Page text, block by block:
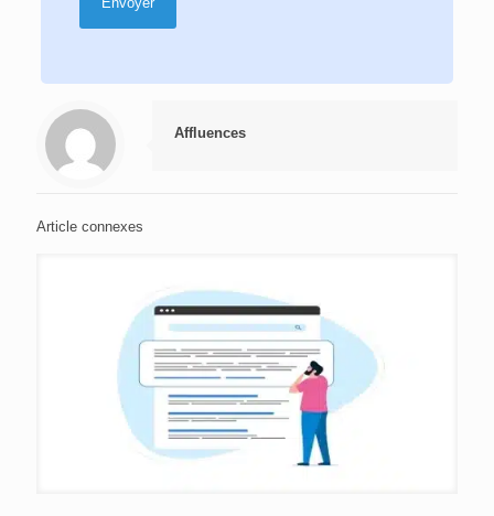
Affluences
Article connexes